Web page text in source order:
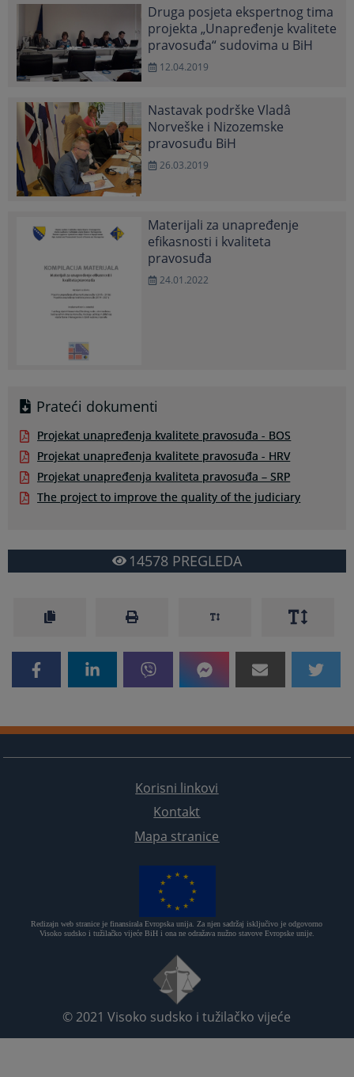
Druga posjeta ekspertnog tima
projekta „Unapređenje kvalitete
pravosuđa“ sudovima u BiH
12.04.2019
Nastavak podrške Vladâ
Norveške i Nizozemske
pravosuđu BiH
26.03.2019
Materijali za unapređenje
efikasnosti i kvaliteta
pravosuđa
24.01.2022
Prateći dokumenti
Projekat unapređenja kvalitete pravosuđa - BOS
Projekat unapređenja kvalitete pravosuđa - HRV
Projekat unapređenja kvaliteta pravosuđa – SRP
The project to improve the quality of the judiciary
14578 PREGLEDA
Korisni linkovi
Kontakt
Mapa stranice
Redizajn web stranice je finansirala Evropska unija. Za njen sadržaj isključivo je odgovorno
Visoko sudsko i tužilačko vijeće BiH i ona ne odražava nužno stavove Evropske unije.
© 2021Visoko sudsko i tužilačko vijeće